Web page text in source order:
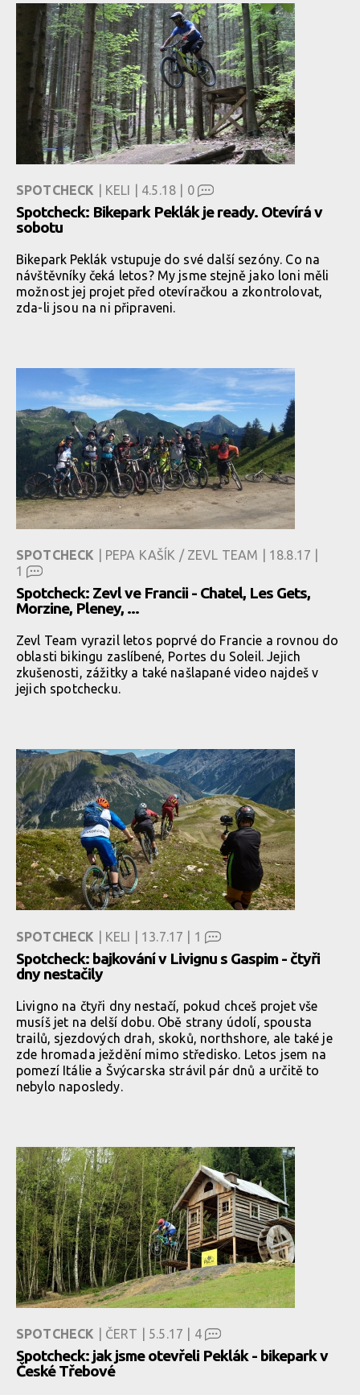
SPOTCHECK | KELI | 4.5.18 | 0
Spotcheck: Bikepark Peklák je ready. Otevírá v
sobotu
Bikepark Peklák vstupuje do své další sezóny. Co na
návštěvníky čeká letos? My jsme stejně jako loni měli
možnost jej projet před otevíračkou a zkontrolovat,
zda-li jsou na ni připraveni.
SPOTCHECK | PEPA KAŠÍK / ZEVL TEAM | 18.8.17 |
1
Spotcheck: Zevl ve Francii - Chatel, Les Gets,
Morzine, Pleney, ...
Zevl Team vyrazil letos poprvé do Francie a rovnou do
oblasti bikingu zaslíbené, Portes du Soleil. Jejich
zkušenosti, zážitky a také našlapané video najdeš v
jejich spotchecku.
SPOTCHECK | KELI | 13.7.17 | 1
Spotcheck: bajkování v Livignu s Gaspim - čtyři
dny nestačily
Livigno na čtyři dny nestačí, pokud chceš projet vše
musíš jet na delší dobu. Obě strany údolí, spousta
trailů, sjezdových drah, skoků, northshore, ale také je
zde hromada ježdění mimo středisko. Letos jsem na
pomezí Itálie a Švýcarska strávil pár dnů a určitě to
nebylo naposledy.
SPOTCHECK | ČERT | 5.5.17 | 4
Spotcheck: jak jsme otevřeli Peklák - bikepark v
České Třebové